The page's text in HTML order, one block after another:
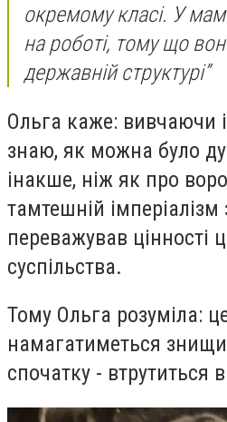
окремому класі. У
на роботі, тому що
державній структурі”
Ольга каже: вивчаючи
знаю, як можна було
інакше, ніж як про
тамтешній
переважував цінності
суспільства.
Тому Ольга розуміла:
намагатиметься
спочатку - втрутиться в